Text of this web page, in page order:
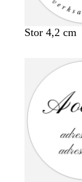
Stor 4,2 cm